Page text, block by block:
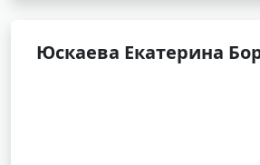
Юскаева Екатерина